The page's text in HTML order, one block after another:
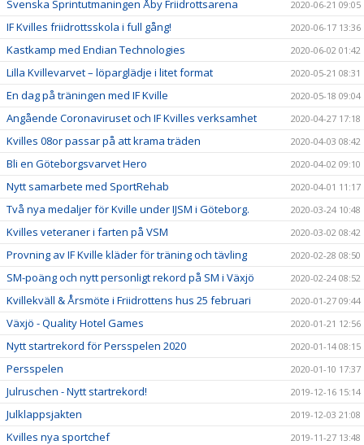
Svenska Sprintutmaningen Åby Friidrottsarena 2020-06-21 09:05
IF Kvilles friidrottsskola i full gång! 2020-06-17 13:36
Kastkamp med Endian Technologies 2020-06-02 01:42
Lilla Kvillevarvet – löparglädje i litet format 2020-05-21 08:31
En dag på träningen med IF Kville 2020-05-18 09:04
Angående Coronaviruset och IF Kvilles verksamhet 2020-04-27 17:18
Kvilles 08or passar på att krama träden 2020-04-03 08:42
Bli en Göteborgsvarvet Hero 2020-04-02 09:10
Nytt samarbete med SportRehab 2020-04-01 11:17
Två nya medaljer för Kville under IJSM i Göteborg. 2020-03-24 10:48
Kvilles veteraner i farten på VSM 2020-03-02 08:42
Provning av IF Kville kläder för träning och tävling 2020-02-28 08:50
SM-poäng och nytt personligt rekord på SM i Växjö 2020-02-24 08:52
Kvillekväll & Årsmöte i Friidrottens hus 25 februari 2020-01-27 09:44
Växjö - Quality Hotel Games 2020-01-21 12:56
Nytt startrekord för Persspelen 2020 2020-01-14 08:15
Persspelen 2020-01-10 17:37
Julruschen - Nytt startrekord! 2019-12-16 15:14
Julklappsjakten 2019-12-03 21:08
Kvilles nya sportchef 2019-11-27 13:48